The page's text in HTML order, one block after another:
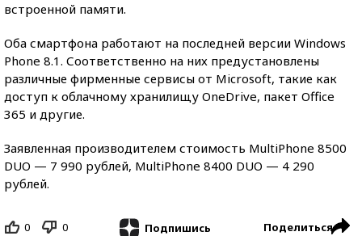
встроенной памяти.
Оба смартфона работают на последней версии Windows
Phone 8.1. Соответственно на них предустановлены
различные фирменные сервисы от Microsoft, такие как
доступ к облачному хранилищу OneDrive, пакет Office
365 и другие.
Заявленная производителем стоимость MultiPhone 8500
DUO — 7 990 рублей, MultiPhone 8400 DUO — 4 290
рублей.
0 0 Подпишись Поделиться